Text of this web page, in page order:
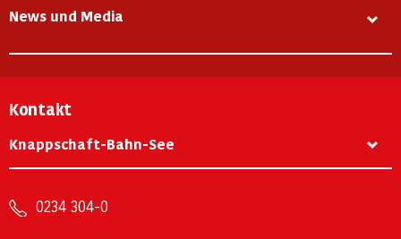
News und Media
Kontakt
Knappschaft-Bahn-See
0234 304-0